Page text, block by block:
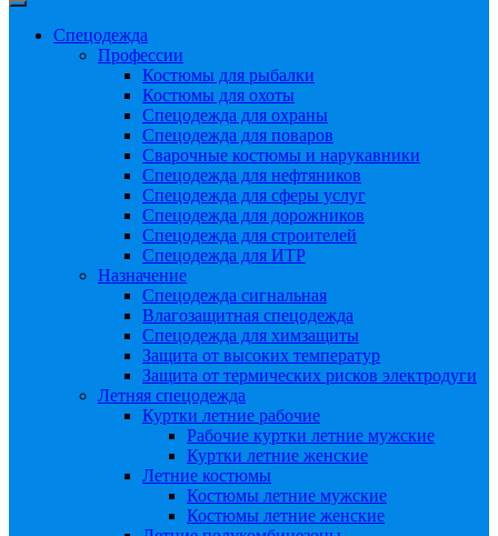
Спецодежда
Профессии
Костюмы для рыбалки
Костюмы для охоты
Спецодежда для охраны
Спецодежда для поваров
Сварочные костюмы и нарукавники
Спецодежда для нефтяников
Спецодежда для сферы услуг
Спецодежда для дорожников
Спецодежда для строителей
Спецодежда для ИТР
Назначение
Спецодежда сигнальная
Влагозащитная спецодежда
Спецодежда для химзащиты
Защита от высоких температур
Защита от термических рисков электродуги
Летняя спецодежда
Куртки летние рабочие
Рабочие куртки летние мужские
Куртки летние женские
Летние костюмы
Костюмы летние мужские
Костюмы летние женские